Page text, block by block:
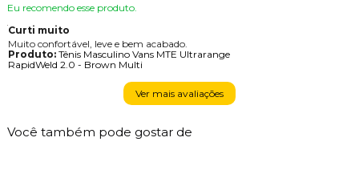
Eu recomendo esse produto.
Curti muito
Muito confortável, leve e bem acabado.
Produto:Tênis Masculino Vans MTE Ultrarange
RapidWeld 2.0 - Brown Multi
Ver mais avaliações
Você também pode gostar de